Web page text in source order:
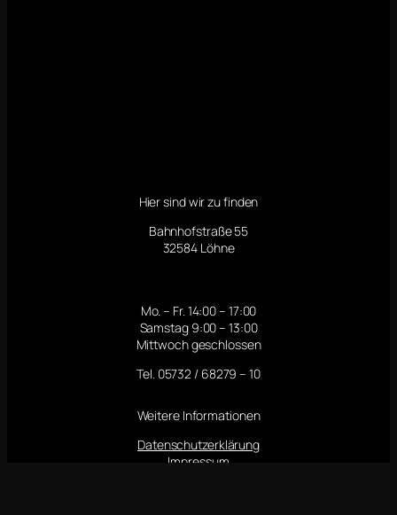
Hier sind wir zu finden
Bahnhofstraße 55
32584 Löhne
Mo. – Fr. 14:00 – 17:00
Samstag 9:00 – 13:00
Mittwoch geschlossen
Tel. 05732 / 68279 – 10
Weitere Informationen
Datenschutzerklärung
Impressum